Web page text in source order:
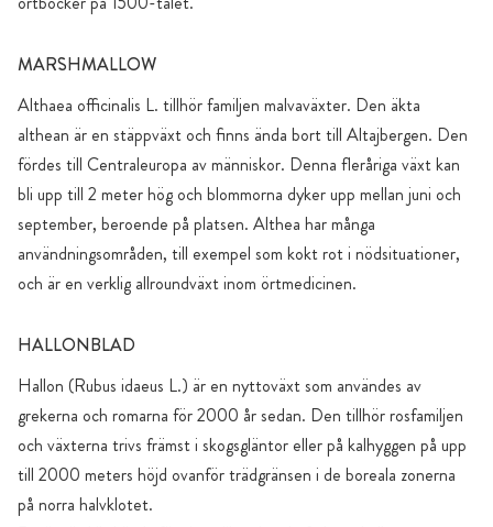
MARSHMALLOW
Althaea officinalis L. tillhör familjen malvaväxter. Den äkta
althean är en stäppväxt och finns ända bort till Altajbergen. Den
fördes till Centraleuropa av människor. Denna fleråriga växt kan
bli upp till 2 meter hög och blommorna dyker upp mellan juni och
september, beroende på platsen. Althea har många
användningsområden, till exempel som kokt rot i nödsituationer,
och är en verklig allroundväxt inom örtmedicinen.
HALLONBLAD
Hallon (Rubus idaeus L.) är en nyttoväxt som användes av
grekerna och romarna för 2000 år sedan. Den tillhör rosfamiljen
och växterna trivs främst i skogsgläntor eller på kalhyggen på upp
till 2000 meters höjd ovanför trädgränsen i de boreala zonerna
på norra halvklotet.